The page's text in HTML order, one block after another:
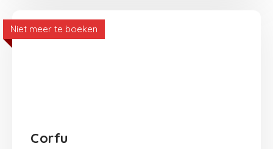
Corfu
Niet meer te boeken